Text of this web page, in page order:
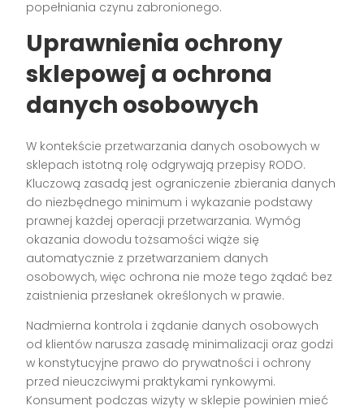
popełniania czynu zabronionego.
Uprawnienia ochrony
sklepowej a ochrona
danych osobowych
W kontekście przetwarzania danych osobowych w
sklepach istotną rolę odgrywają przepisy RODO.
Kluczową zasadą jest ograniczenie zbierania danych
do niezbędnego minimum i wykazanie podstawy
prawnej każdej operacji przetwarzania. Wymóg
okazania dowodu tożsamości wiąże się
automatycznie z przetwarzaniem danych
osobowych, więc ochrona nie może tego żądać bez
zaistnienia przesłanek określonych w prawie.
Nadmierna kontrola i żądanie danych osobowych
od klientów narusza zasadę minimalizacji oraz godzi
w konstytucyjne prawo do prywatności i ochrony
przed nieuczciwymi praktykami rynkowymi.
Konsument podczas wizyty w sklepie powinien mieć